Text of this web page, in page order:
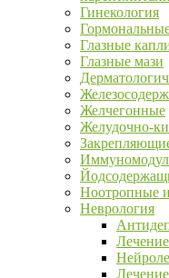
Гинекология
Глазные
Глазные мази
Желчегонные
Желудочно-
Ноотропные
Неврология